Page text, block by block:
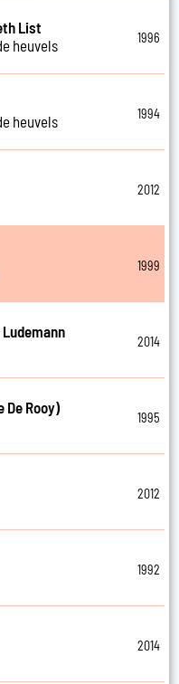
List
heuvels
1996
heuvels
1994
2012
1999
Ludemann
2014
De Rooy)
1995
2012
1992
2014